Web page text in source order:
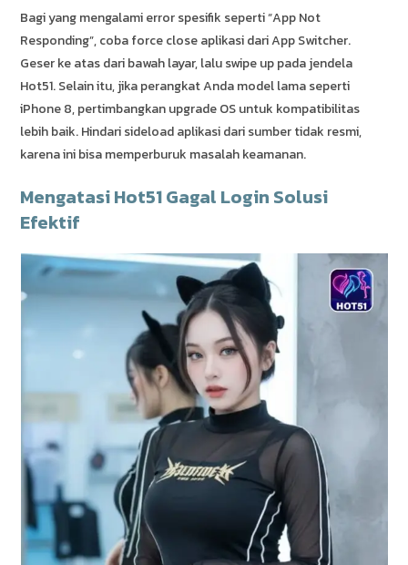
Bagi yang mengalami error spesifik seperti “App Not
Responding”, coba force close aplikasi dari App Switcher.
Geser ke atas dari bawah layar, lalu swipe up pada jendela
Hot51. Selain itu, jika perangkat Anda model lama seperti
iPhone 8, pertimbangkan upgrade OS untuk kompatibilitas
lebih baik. Hindari sideload aplikasi dari sumber tidak resmi,
karena ini bisa memperburuk masalah keamanan.
Mengatasi Hot51 Gagal Login Solusi
Efektif